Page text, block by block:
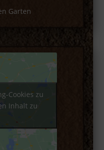
Garten
Cookies zu
Inhalt zu